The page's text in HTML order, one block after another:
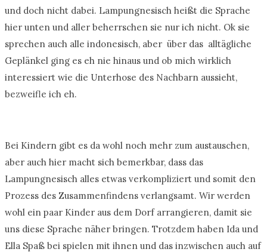
und doch nicht dabei. Lampungnesisch heißt die Sprache
hier unten und aller beherrschen sie nur ich nicht. Ok sie
sprechen auch alle indonesisch, aber über das alltägliche
Geplänkel ging es eh nie hinaus und ob mich wirklich
interessiert wie die Unterhose des Nachbarn aussieht,
bezweifle ich eh.
Bei Kindern gibt es da wohl noch mehr zum austauschen,
aber auch hier macht sich bemerkbar, dass das
Lampungnesisch alles etwas verkompliziert und somit den
Prozess des Zusammenfindens verlangsamt. Wir werden
wohl ein paar Kinder aus dem Dorf arrangieren, damit sie
uns diese Sprache näher bringen. Trotzdem haben Ida und
Ella Spaß bei spielen mit ihnen und das inzwischen auch auf